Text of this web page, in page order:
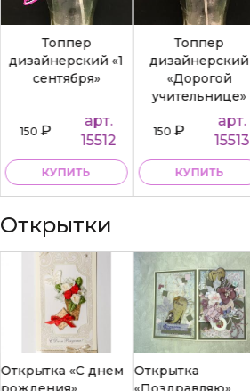
Топпер
дизайнерский «1
сентября»
150₽
арт.
15512
КУПИТЬ
Топпер
дизайнерский
«Дорогой
учительнице»
150₽
арт.
15513
КУПИТЬ
Открытки
Открытка «С днем
Открытка